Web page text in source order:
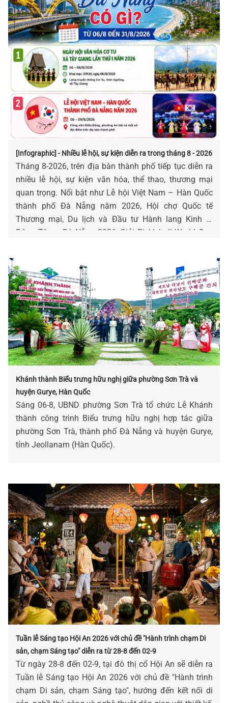
[Infographic] - Nhiều lễ hội, sự kiện diễn ra trong tháng 8 - 2026
Tháng 8-2026, trên địa bàn thành phố tiếp tục diễn ra
nhiều lễ hội, sự kiện văn hóa, thể thao, thương mại
quan trọng. Nổi bật như Lễ hội Việt Nam – Hàn Quốc
thành phố Đà Nẵng năm 2026, Hội chợ Quốc tế
Thương mại, Du lịch và Đầu tư Hành lang Kinh tế
Đông Tây – Đà Nẵng 2026, Giải Pickleball World Cup
Khánh thành Biểu trưng hữu nghị giữa phường Sơn Trà và
huyện Gurye, Hàn Quốc
Sáng 06-8, UBND phường Sơn Trà tổ chức Lễ Khánh
thành công trình Biểu trưng hữu nghị hợp tác giữa
phường Sơn Trà, thành phố Đà Nẵng và huyện Gurye,
tỉnh Jeollanam (Hàn Quốc).
Tuần lễ Sáng tạo Hội An 2026 với chủ đề "Hành trình chạm Di
sản, chạm Sáng tạo" diễn ra từ 28-8 đến 02-9
Từ ngày 28-8 đến 02-9, tại đô thị cổ Hội An sẽ diễn ra
Tuần lễ Sáng tạo Hội An 2026 với chủ đề "Hành trình
chạm Di sản, chạm Sáng tạo", hướng đến kết nối di